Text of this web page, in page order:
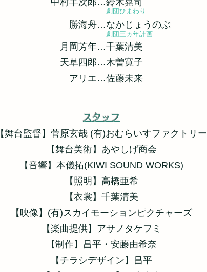
中村半次郎…鈴木晃司
劇団ひまわり
勝海舟…なかじょうのぶ
劇団三ヵ年計画
月岡芳年…千葉清美
天草四郎…木曽寛子
アリエ…佐藤未来
スタッフ
【舞台監督】菅原玄哉 (有)おむらいすファクトリー
【舞台美術】あやしげ商会
【音響】本儀拓(KIWI SOUND WORKS)
【照明】高橋亜希
【衣裳】千葉清美
【映像】(有)スカイモーションピクチャーズ
【楽曲提供】アサノタケフミ
【制作】昌平・安藤由希奈
【チラシデザイン】昌平